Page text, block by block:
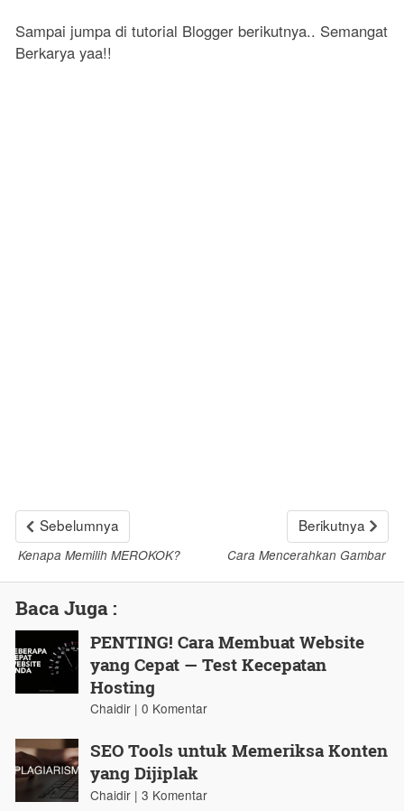
Sampai jumpa di tutorial Blogger berikutnya.. Semangat
Berkarya yaa!!
Sebelumnya Berikutnya
Kenapa Memilih MEROKOK? Cara Mencerahkan Gambar
Baca Juga :
PENTING! Cara Membuat Website
yang Cepat — Test Kecepatan
Hosting
Chaidir | 0 Komentar
SEO Tools untuk Memeriksa Konten
yang Dijiplak
Chaidir | 3 Komentar